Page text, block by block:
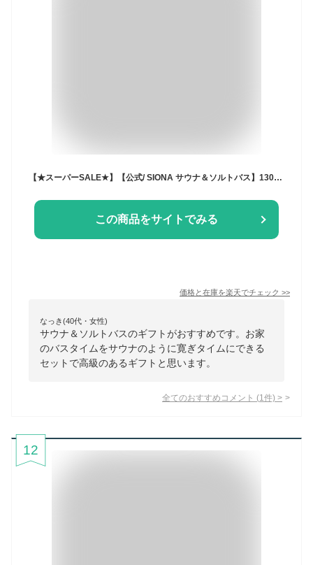
【★スーパーSALE★】【公式/ SIONA サウナ＆ソルトバス】1300g エプソムソルト バスソルト 海塩 香り付き サウナ ギフト プレゼント 高級 おしゃれ アウトドア 入浴剤 アロマ 誕生日 男性 男友達 女性 女友達 父 母 彼氏 彼女 ソルトバス 誕生日プレゼント 20代 30代 40代
この商品をサイトでみる
価格と在庫を楽天でチェック >>
なっき(40代・女性)
サウナ＆ソルトバスのギフトがおすすめです。お家
のバスタイムをサウナのように寛ぎタイムにできる
セットで高級のあるギフトと思います。
全てのおすすめコメント (1 件) >
12